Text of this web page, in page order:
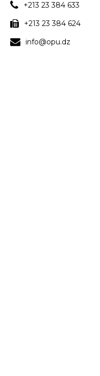
+213 23 384 633
+213 23 384 624
info@opu.dz